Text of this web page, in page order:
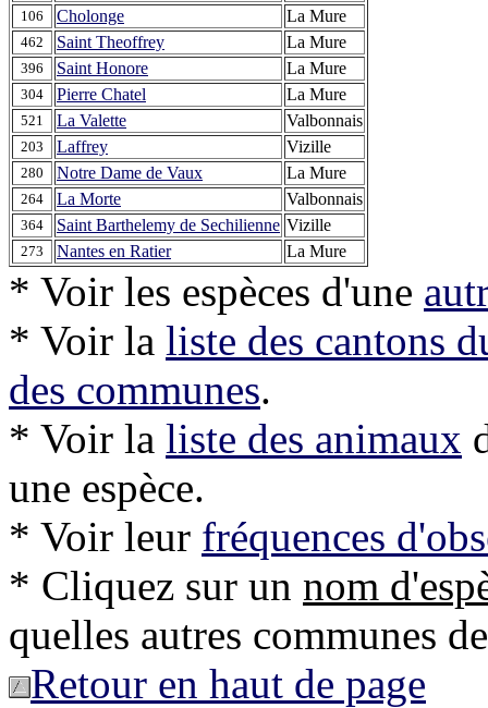
106 Cholonge La Mure
462 Saint Theoffrey La Mure
396 Saint Honore La Mure
304 Pierre Chatel La Mure
521 La Valette Valbonnais
203 Laffrey Vizille
280 Notre Dame de Vaux La Mure
264 La Morte Valbonnais
364 Saint Barthelemy de Sechilienne Vizille
273 Nantes en Ratier La Mure
* Voir les espèces d'une
* Voir la liste des cantons
des communes.
* Voir la liste des animaux
une espèce.
* Voir leur fréquences
* Cliquez sur un nom
quelles autres communes
Retour en haut de page